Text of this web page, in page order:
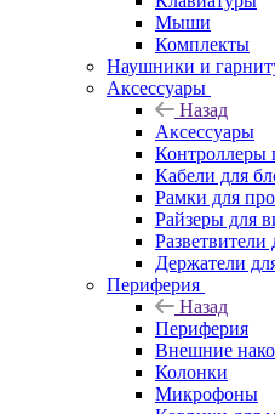
Мыши
Комплекты
Наушники и
Аксессуары
Назад
Аксессуары
Контроллеры
Кабели для
Рамки для
Райзеры для
Разветвители
Держатели
Периферия
Назад
Периферия
Внешние
Колонки
Микрофоны